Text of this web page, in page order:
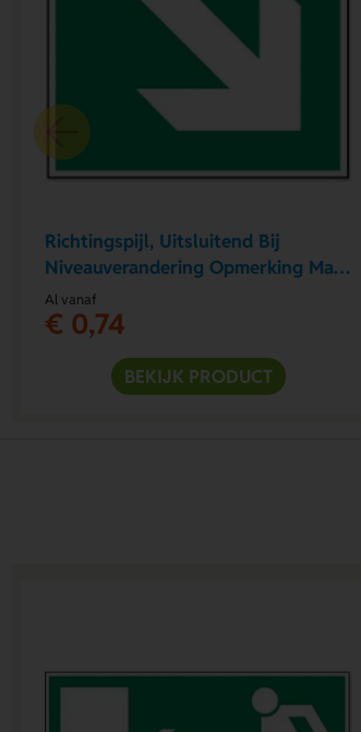
Richtingspijl, Uitsluitend Bij
Niveauverandering Opmerking Mag
In Vier Standen Worden Geroteerd.
(Sticker)
Al vanaf
€ 0,74
BEKIJK PRODUCT